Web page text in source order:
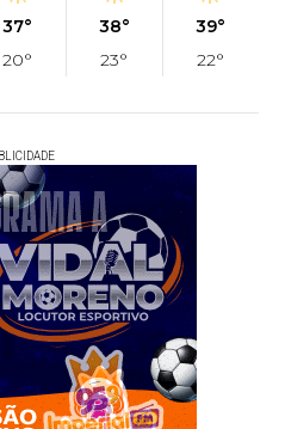
37°
20°
38°
23°
39°
22°